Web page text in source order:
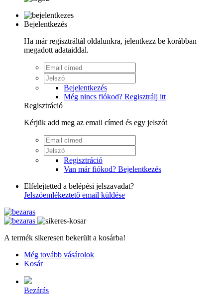
Bejelentkezés
Ha már regisztráltál oldalunkra, jelentkezz be korábban
megadott adataiddal.
Bejelentkezés
Még nincs fiókod? Regisztrálj itt
Regisztráció
Kérjük add meg az email címed és egy jelszót
Regisztráció
Van már fiókod? Bejelentkezés
Elfelejtetted a belépési jelszavadat?
Jelszóemlékeztető email küldése
A termék sikeresen bekerült a kosárba!
Még tovább vásárolok
Kosár
Bezárás